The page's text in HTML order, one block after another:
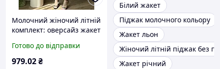
Молочний жіночий літній
комплект: оверсайз жакет
стильний та зручний, 40-
42 likes-627237
Готово до відправки
979.02₴
Білий жакет
Піджак молочного кольору
Жакет льон
Жіночий літній піджак без
Жакет річний